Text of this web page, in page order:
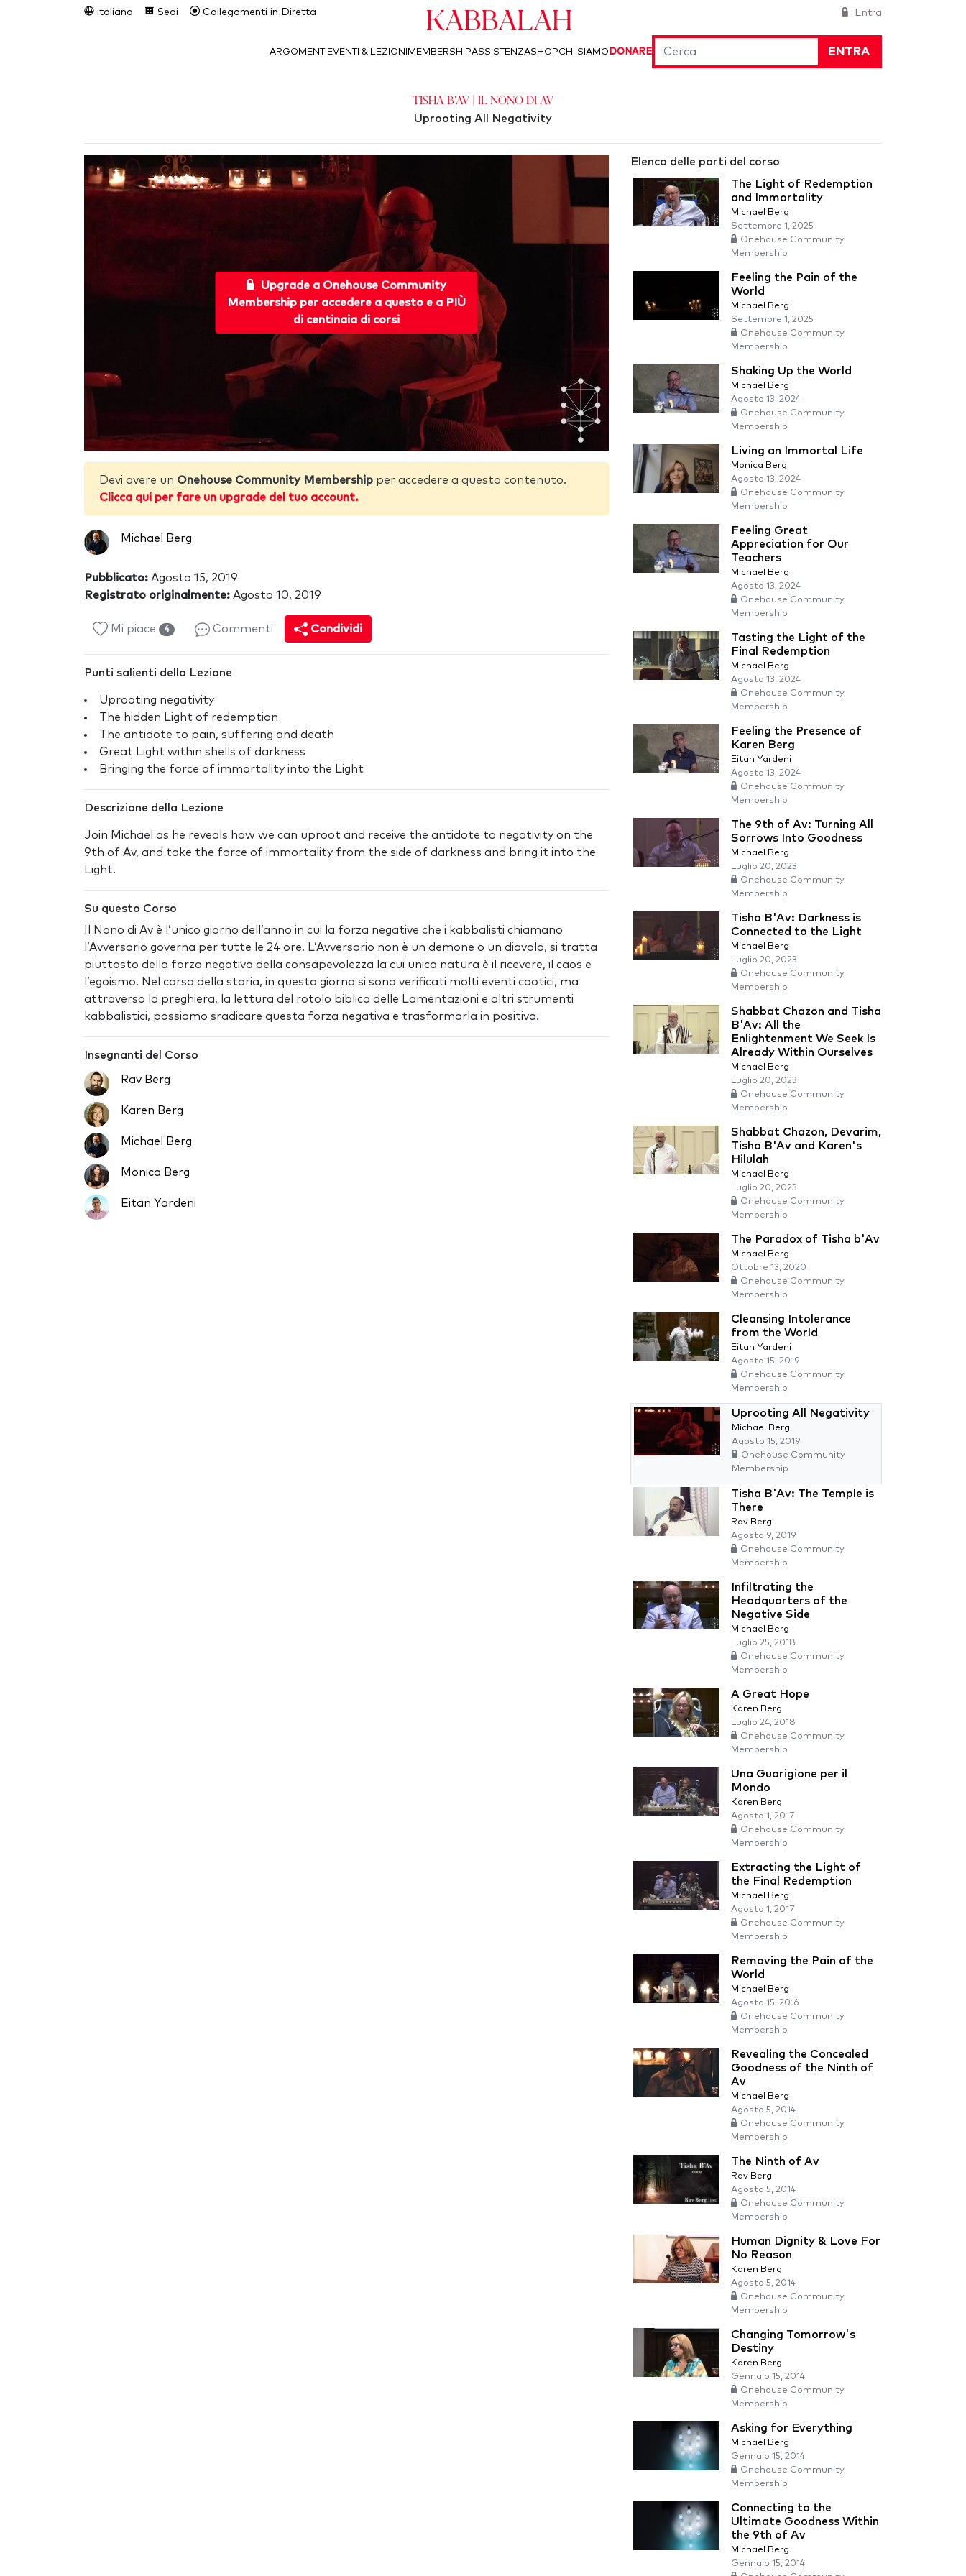
Entra
italiano Sedi Collegamenti in Diretta Kabbalah
ENTRA
ARGOMENTI EVENTI & LEZIONI MEMBERSHIPASSISTENZASHOPCHI SIAMO DONARE
Tisha b'Av | Il Nono di Av
Uprooting All Negativity
Upgrade a Onehouse Community
Membership per accedere a questo e a PIÙ
di centinaia di corsi
Devi avere un Onehouse Community Membership per accedere a questo contenuto.
Clicca qui per fare un upgrade del tuo account.
Michael Berg
Pubblicato: Agosto 15, 2019
Registrato originalmente: Agosto 10, 2019
Mi piace 4 Commenti Condividi
Punti salienti della Lezione
Uprooting negativity
The hidden Light of redemption
The antidote to pain, suffering and death
Great Light within shells of darkness
Bringing the force of immortality into the Light
Descrizione della Lezione
Join Michael as he reveals how we can uproot and receive the antidote to negativity on the
9th of Av, and take the force of immortality from the side of darkness and bring it into the
Light.
Su questo Corso
Il Nono di Av è l’unico giorno dell’anno in cui la forza negative che i kabbalisti chiamano
l’Avversario governa per tutte le 24 ore. L’Avversario non è un demone o un diavolo, si tratta
piuttosto della forza negativa della consapevolezza la cui unica natura è il ricevere, il caos e
l’egoismo. Nel corso della storia, in questo giorno si sono verificati molti eventi caotici, ma
attraverso la preghiera, la lettura del rotolo biblico delle Lamentazioni e altri strumenti
kabbalistici, possiamo sradicare questa forza negativa e trasformarla in positiva.
Insegnanti del Corso
Rav Berg
Karen Berg
Michael Berg
Monica Berg
Eitan Yardeni
Elenco delle parti del corso
The Light of Redemption
and Immortality
Michael Berg
Settembre 1, 2025
Onehouse Community
Membership
Feeling the Pain of the
World
Michael Berg
Settembre 1, 2025
Onehouse Community
Membership
Shaking Up the World
Michael Berg
Agosto 13, 2024
Onehouse Community
Membership
Living an Immortal Life
Monica Berg
Agosto 13, 2024
Onehouse Community
Membership
Feeling Great
Appreciation for Our
Teachers
Michael Berg
Agosto 13, 2024
Onehouse Community
Membership
Tasting the Light of the
Final Redemption
Michael Berg
Agosto 13, 2024
Onehouse Community
Membership
Feeling the Presence of
Karen Berg
Eitan Yardeni
Agosto 13, 2024
Onehouse Community
Membership
The 9th of Av: Turning All
Sorrows Into Goodness
Michael Berg
Luglio 20, 2023
Onehouse Community
Membership
Tisha B'Av: Darkness is
Connected to the Light
Michael Berg
Luglio 20, 2023
Onehouse Community
Membership
Shabbat Chazon and Tisha
B'Av: All the
Enlightenment We Seek Is
Already Within Ourselves
Michael Berg
Luglio 20, 2023
Onehouse Community
Membership
Shabbat Chazon, Devarim,
Tisha B'Av and Karen's
Hilulah
Michael Berg
Luglio 20, 2023
Onehouse Community
Membership
The Paradox of Tisha b'Av
Michael Berg
Ottobre 13, 2020
Onehouse Community
Membership
Cleansing Intolerance
from the World
Eitan Yardeni
Agosto 15, 2019
Onehouse Community
Membership
Uprooting All Negativity
Michael Berg
Agosto 15, 2019
Onehouse Community
Membership
Tisha B'Av: The Temple is
There
Rav Berg
Agosto 9, 2019
Onehouse Community
Membership
Infiltrating the
Headquarters of the
Negative Side
Michael Berg
Luglio 25, 2018
Onehouse Community
Membership
A Great Hope
Karen Berg
Luglio 24, 2018
Onehouse Community
Membership
Una Guarigione per il
Mondo
Karen Berg
Agosto 1, 2017
Onehouse Community
Membership
Extracting the Light of
the Final Redemption
Michael Berg
Agosto 1, 2017
Onehouse Community
Membership
Removing the Pain of the
World
Michael Berg
Agosto 15, 2016
Onehouse Community
Membership
Revealing the Concealed
Goodness of the Ninth of
Av
Michael Berg
Agosto 5, 2014
Onehouse Community
Membership
The Ninth of Av
Rav Berg
Agosto 5, 2014
Onehouse Community
Membership
Human Dignity & Love For
No Reason
Karen Berg
Agosto 5, 2014
Onehouse Community
Membership
Changing Tomorrow's
Destiny
Karen Berg
Gennaio 15, 2014
Onehouse Community
Membership
Asking for Everything
Michael Berg
Gennaio 15, 2014
Onehouse Community
Membership
Connecting to the
Ultimate Goodness Within
the 9th of Av
Michael Berg
Gennaio 15, 2014